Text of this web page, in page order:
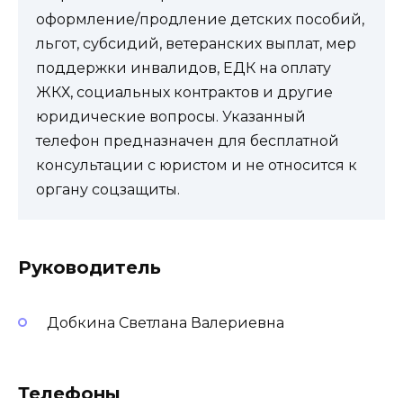
оформление/продление детских пособий,
льгот, субсидий, ветеранских выплат, мер
поддержки инвалидов, ЕДК на оплату
ЖКХ, социальных контрактов и другие
юридические вопросы. Указанный
телефон предназначен для бесплатной
консультации с юристом и не относится к
органу соцзащиты.
Руководитель
Добкина Светлана Валериевна
Телефоны